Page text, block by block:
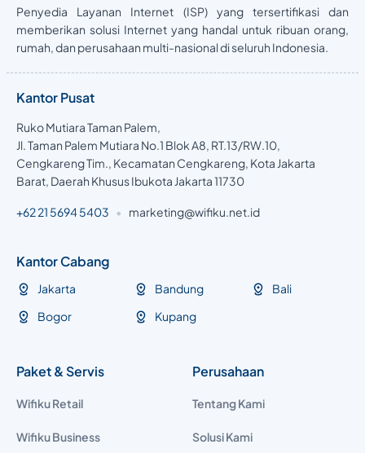
Penyedia Layanan Internet (ISP) yang tersertifikasi dan
memberikan solusi Internet yang handal untuk ribuan orang,
rumah, dan perusahaan multi-nasional di seluruh Indonesia.
Kantor Pusat
Ruko Mutiara Taman Palem,
Jl. Taman Palem Mutiara No.1 Blok A8, RT.13/RW.10,
Cengkareng Tim., Kecamatan Cengkareng, Kota Jakarta
Barat, Daerah Khusus Ibukota Jakarta 11730
+62 21 5694 5403 • marketing@wifiku.net.id
Kantor Cabang
Jakarta
Bogor
Bandung
Kupang
Bali
Paket & Servis
Wifiku Retail
Wifiku Business
Perusahaan
Tentang Kami
Solusi Kami